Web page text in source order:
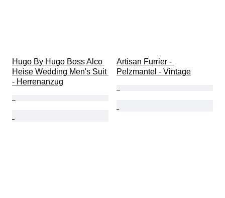
Hugo By Hugo Boss Alco
Heise Wedding Men's Suit
- Herrenanzug
Artisan Furrier -
Pelzmantel - Vintage